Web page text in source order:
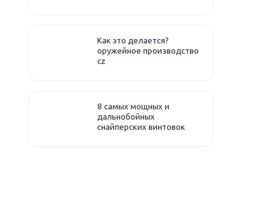
Как это делается?
оружейное производство
cz
8 самых мощных и
дальнобойных
снайперских винтовок